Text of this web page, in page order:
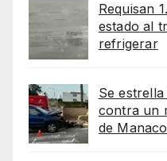
Requisan
estado al
refrigerar
Se
contra un
de